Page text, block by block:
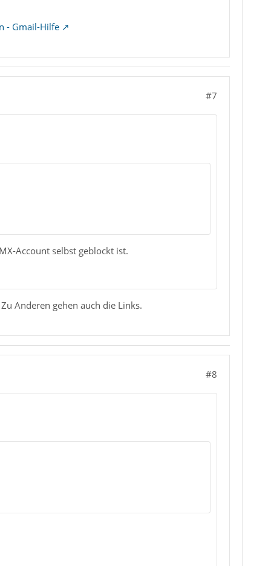
- Gmail-Hilfe
#7
Account selbst geblockt ist.
Anderen gehen auch die Links.
#8